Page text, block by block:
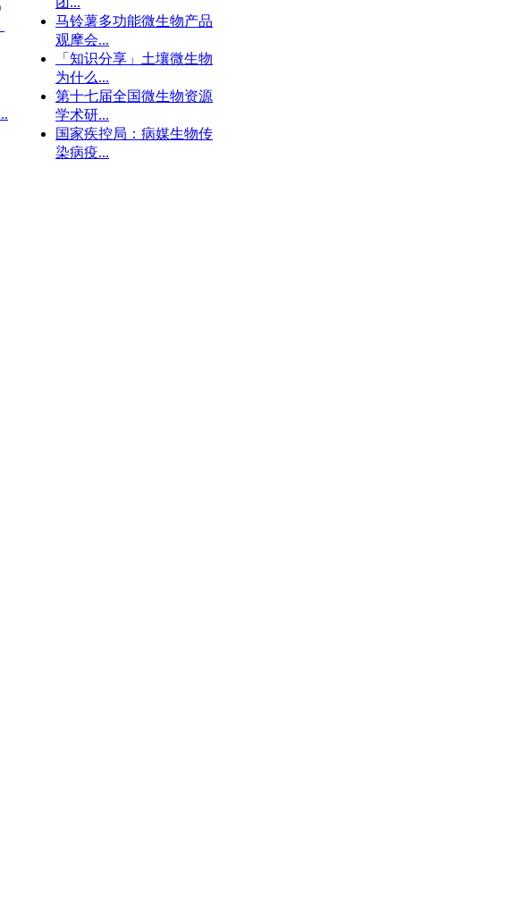
马铃薯多功能微生物产品
观摩会...
「知识分享」土壤微生物
为什么...
第十七届全国微生物资源
学术研...
国家疾控局：病媒生物传
染病疫...